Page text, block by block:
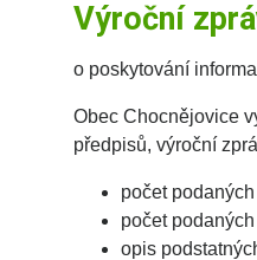
Výroční
o poskytování
Obec Chocnějovice
předpisů, výroční
počet
počet
opis